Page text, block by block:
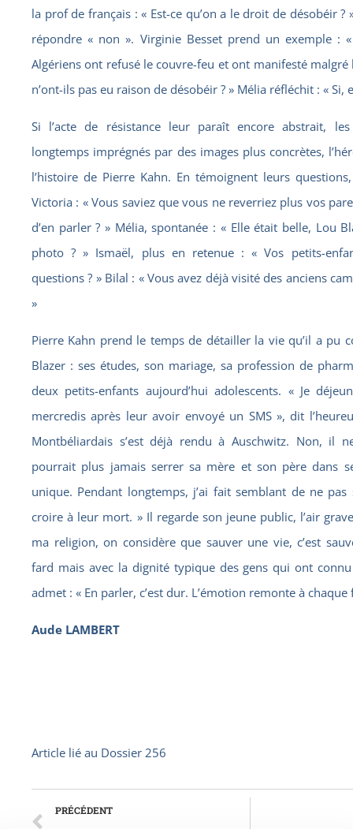
la prof de français : « Est-ce qu’on a le droit de désobéir ?
répondre « non ». Virginie Besset prend un exemple :
Algériens ont refusé le couvre-feu et ont manifesté malgré
n’ont-ils pas eu raison de désobéir ? » Mélia réfléchit : « Si,
Si l’acte de résistance leur paraît encore abstrait,
longtemps imprégnés par des images plus concrètes,
l’histoire de Pierre Kahn. En témoignent leurs
Victoria : « Vous saviez que vous ne reverriez plus vos
d’en parler ? » Mélia, spontanée : « Elle était belle, Lou
photo ? » Ismaël, plus en retenue : « Vos petits-
questions ? » Bilal : « Vous avez déjà visité des anciens
»
Pierre Kahn prend le temps de détailler la vie qu’il a pu
Blazer : ses études, son mariage, sa profession de
deux petits-enfants aujourd’hui adolescents. « Je
mercredis après leur avoir envoyé un SMS », dit
Montbéliardais s’est déjà rendu à Auschwitz. Non, il
pourrait plus jamais serrer sa mère et son père dans
unique. Pendant longtemps, j’ai fait semblant de ne pas
croire à leur mort. » Il regarde son jeune public, l’air
ma religion, on considère que sauver une vie, c’est
fard mais avec la dignité typique des gens qui ont connu
admet : « En parler, c’est dur. L’émotion remonte à chaque
Aude LAMBERT
Article lié au Dossier 256
PRÉCÉDENT